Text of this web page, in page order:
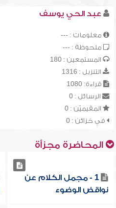
عبد الحي يوسف
معلومات : ---
ملحوظة : ---
المستمعين : 180
التنزيل : 1316
قراءة: 1080
الرسائل : 0
المقيميّن : 0
في خزائن : 0
المحاضرة مجزأة
1 - مجمل الكلام عن
نواقض الوضوء